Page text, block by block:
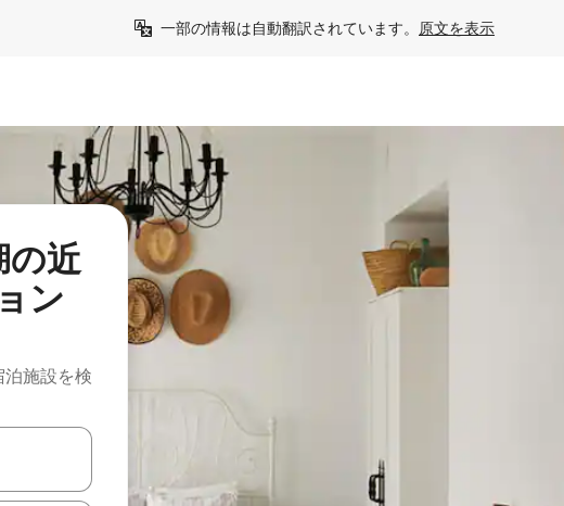
一部の情報は自動翻訳されています。 原文を表示
の近
ン
施設を検
を使って移動するか、画面をタッチまたはスワイプして検索結果を確認すること